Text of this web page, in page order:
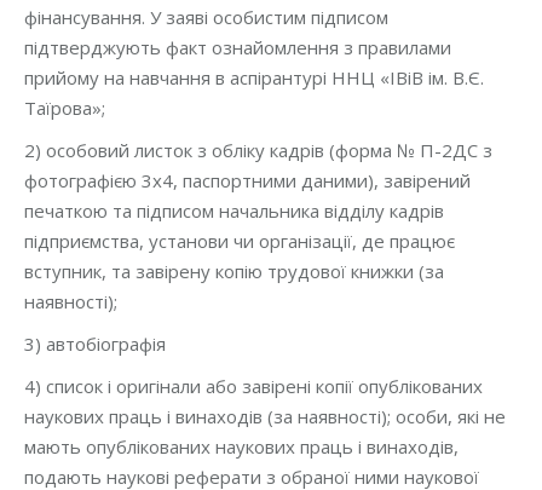
фінансування. У заяві особистим підписом
підтверджують факт ознайомлення з правилами
прийому на навчання в аспірантурі ННЦ «ІВіВ ім. В.Є.
Таїрова»;
2) особовий листок з обліку кадрів (форма № П-2ДС з
фотографією 3х4, паспортними даними), завірений
печаткою та підписом начальника відділу кадрів
підприємства, установи чи організації, де працює
вступник, та завірену копію трудової книжки (за
наявності);
3) автобіографія
4) список і оригінали або завірені копії опублікованих
наукових праць і винаходів (за наявності); особи, які не
мають опублікованих наукових праць і винаходів,
подають наукові реферати з обраної ними наукової